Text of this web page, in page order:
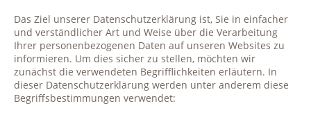
Das Ziel unserer Datenschutzerklärung ist, Sie in einfacher
und verständlicher Art und Weise über die Verarbeitung
Ihrer personenbezogenen Daten auf unseren Websites zu
informieren. Um dies sicher zu stellen, möchten wir
zunächst die verwendeten Begrifflichkeiten erläutern. In
dieser Datenschutzerklärung werden unter anderem diese
Begriffsbestimmungen verwendet: